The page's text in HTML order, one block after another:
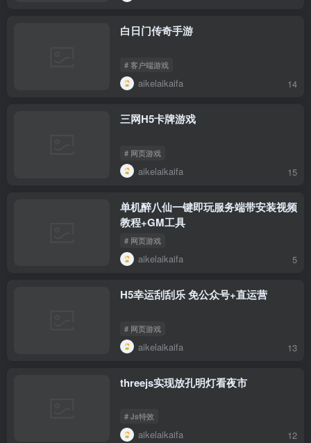
白日门传奇手游
# 客户端游戏
aikelaikaifa 14
三网H5卡牌游戏
# 网页游戏
aikelaikaifa 15
单机醉八仙一键即玩服务端带安装视频
教程+GM工具
# 网页游戏
aikelaikaifa 5
H5幸运刮刮乐 免公众号+直运营
# 网页游戏
aikelaikaifa 13
threejs实现放孔明灯看夜市
# Js特效
aikelaikaifa 12